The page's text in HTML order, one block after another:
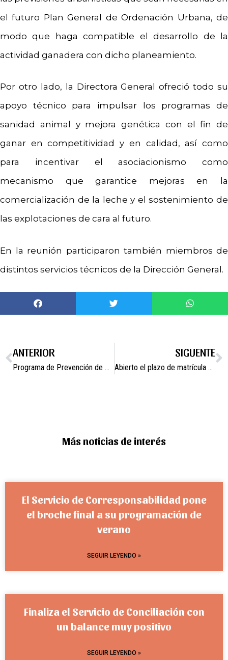
el futuro Plan General de Ordenación Urbana, de
modo que haga compatible el desarrollo de la
actividad ganadera con dicho planeamiento.
Por otro lado, la Directora General ofreció todo su
apoyo técnico para impulsar los programas de
sanidad animal y mejora genética con el fin de
ganar en competitividad y en calidad, así como
para incentivar el asociacionismo como
mecanismo que garantice mejoras en la
comercialización de la leche y el sostenimiento de
las explotaciones de cara al futuro.
En la reunión participaron también miembros de
distintos servicios técnicos de la Dirección General.
ANTERIOR
Programa de Prevención de Absentismo Escolar: hábitos saludables y participación familiar en la educación.
SIGUENTE
Abierto el plazo de matrícula de Educación de Adultos.
Más noticias de interés
El Servicio de Corresponsabilidad pone
el broche final a su programación de
verano
SEGUIR LEYENDO »
Finaliza el Servicio de Conciliación con
un balance muy positivo
SEGUIR LEYENDO »